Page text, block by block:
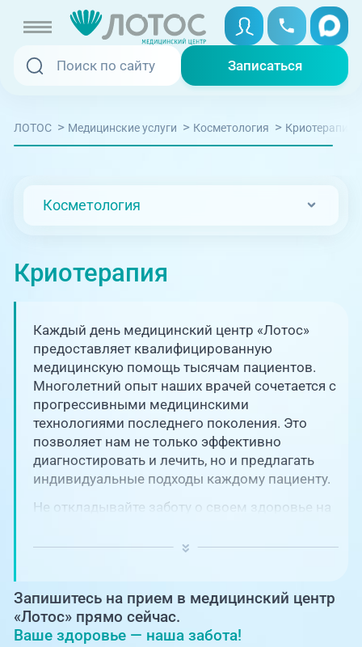
Записаться
Записаться
Услуги и цены
Отзывы
Адреса клиник
О клинике
Блог врачей
Новости
Записаться онлайн
Вызвать скорую
Медицина на дому
Телемедицина
+7 (351) 220-00-03
Единая справочная служба,
запись на прием
+7 (351) 220-03-03
Центр амбулаторной
онкологической помощи
+7 (7142) 927-003
ЛОТОС > Медицинские услуги > Косметология > Криотерапия
Косметология
Криотерапия
Каждый день медицинский центр «Лотос»
предоставляет квалифицированную
медицинскую помощь тысячам пациентов.
Многолетний опыт наших врачей сочетается с
прогрессивными медицинскими
технологиями последнего поколения. Это
позволяет нам не только эффективно
диагностировать и лечить, но и предлагать
индивидуальные подходы каждому пациенту.
Не откладывайте заботу о своем здоровье на
ключевую роль в поддержании вашего
Запишитесь на прием в медицинский центр
«Лотос» прямо сейчас.
Ваше здоровье — наша забота!